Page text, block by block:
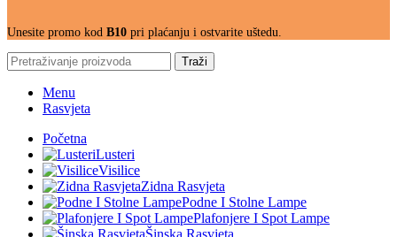
Unesite promo kod B10 pri plaćanju i ostvarite uštedu.
Traži
Menu
Rasvjeta
Početna
Lusteri
Visilice
Zidna Rasvjeta
Podne I Stolne Lampe
Plafonjere I Spot Lampe
Šinska Rasvjeta